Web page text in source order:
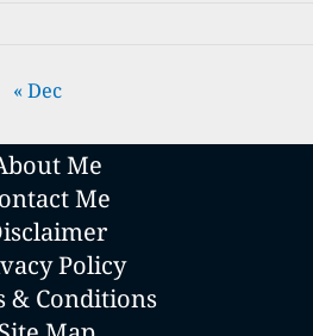
« Dec
Me
Me
Policy
& Conditions